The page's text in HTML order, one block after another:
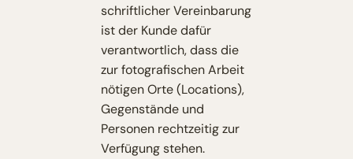
schriftlicher Vereinbarung
ist der Kunde dafür
verantwortlich, dass die
zur fotografischen Arbeit
nötigen Orte (Locations),
Gegenstände und
Personen rechtzeitig zur
Verfügung stehen.